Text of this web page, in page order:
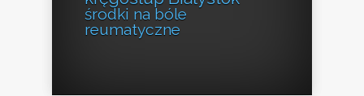
środki na bóle
reumatyczne